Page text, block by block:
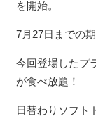
を開始。
7月27日までの
今回登場したプ
が食べ放題！
日替わりソフト